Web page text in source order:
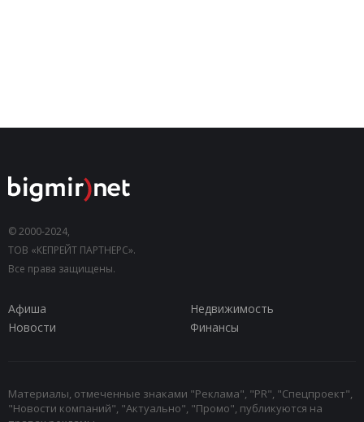
© 2000-2024,
ТОВ «КЕПРЕЙТ ПАРТНЕРС».
Все права защищены.
Афиша
Недвижимость
Новости
Финансы
Материалы, отмеченные знаками "Реклама", "PR", "Спецпроект",
"Новости компаний", "Актуально", "Промо", публикуются на